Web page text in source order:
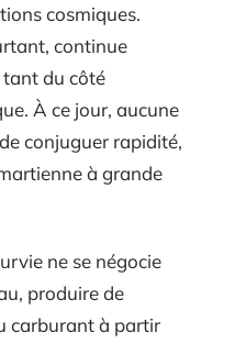
cosmiques.
continue
tant du côté
À ce jour, aucune
conjuguer rapidité,
à grande
ne se négocie
produire de
carburant à partir